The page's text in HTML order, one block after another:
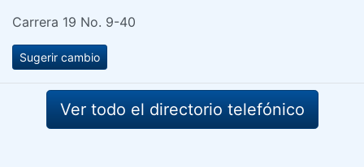
Carrera 19 No. 9-40
Sugerir cambio
Ver todo el directorio telefónico